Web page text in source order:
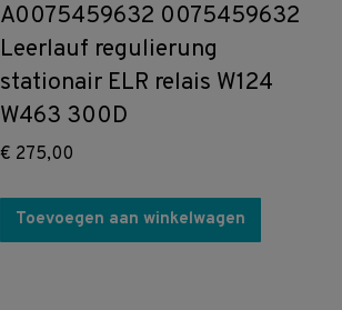
A0075459632 0075459632
Leerlauf regulierung
stationair ELR relais W124
W463 300D
€ 275,00
Toevoegen aan winkelwagen